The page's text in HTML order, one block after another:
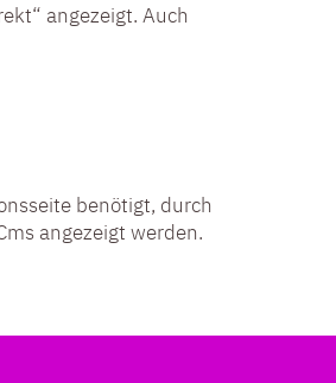
angezeigt. Auch
benötigt, durch
angezeigt werden.